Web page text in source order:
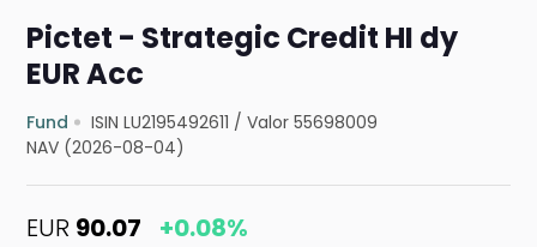
Pictet - Strategic Credit HI dy
EUR Acc
Fund ISIN LU2195492611 /Valor 55698009
NAV (2026-08-04)
EUR 90.07 +0.08%